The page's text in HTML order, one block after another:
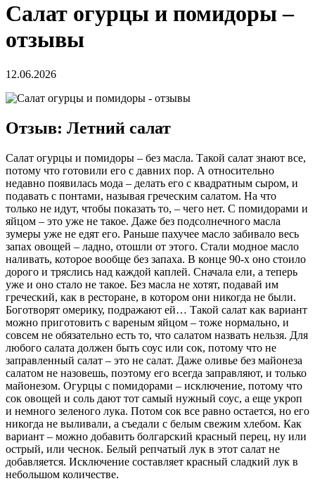
Салат огурцы и помидоры –
отзывы
12.06.2026
Отзыв: Летний салат
Салат огурцы и помидоры – без масла. Такой салат знают все,
потому что готовили его с давних пор. А относительно
недавно появилась мода – делать его с квадратным сыром, и
подавать с понтами, называя греческим салатом. На что
только не идут, чтобы показать то, – чего нет. С помидорами и
яйцом – это уже не такое. Даже без подсолнечного масла
зумеры уже не едят его. Раньше пахучее масло забивало весь
запах овощей – ладно, отошли от этого. Стали модное масло
наливать, которое вообще без запаха. В конце 90-х оно стоило
дорого и тряслись над каждой каплей. Сначала ели, а теперь
уже и оно стало не такое. Без масла не хотят, подавай им
греческий, как в ресторане, в котором они никогда не были.
Боготворят омерику, подражают ей… Такой салат как вариант
можно приготовить с вареным яйцом – тоже нормально, и
совсем не обязательно есть то, что салатом назвать нельзя. Для
любого салата должен быть соус или сок, потому что не
заправленный салат – это не салат. Даже оливье без майонеза
салатом не назовешь, поэтому его всегда заправляют, и только
майонезом. Огурцы с помидорами – исключение, потому что
сок овощей и соль дают тот самый нужный соус, а еще укроп
и немного зеленого лука. Потом сок все равно остается, но его
никогда не выливали, а съедали с белым свежим хлебом. Как
вариант – можно добавить болгарский красный перец, ну или
острый, или чеснок. Белый репчатый лук в этот салат не
добавляется. Исключение составляет красный сладкий лук в
небольшом количестве.